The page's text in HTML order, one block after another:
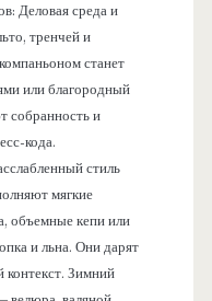
Деловая среда и
тренчей и
станет
или благородный
собранность и
кода.
стиль
мягкие
объемные кепи или
и льна. Они дарят
Зимний